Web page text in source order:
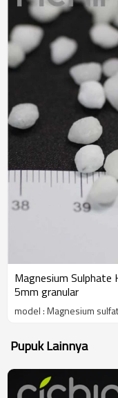
Magnesium Sulphate
5mm granular
model : Magnesium sulfat
Pupuk Lainnya